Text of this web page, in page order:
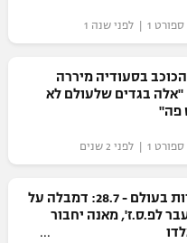
| לפני שנה 1
בסעודיה מיררה
"אלה בגדים שלעולם לא
פה"
| לפני 2 שנים
העברות בעולם - 28.7: דמבלה על
לפ.ס.ז', מאנה יחבור